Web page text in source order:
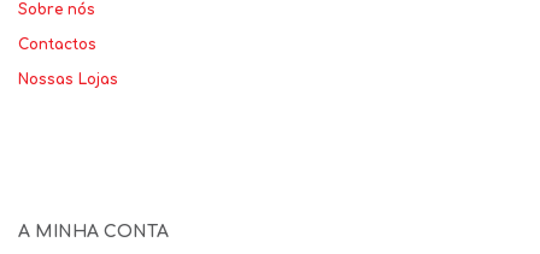
Sobre nós
Contactos
Nossas Lojas
A MINHA CONTA